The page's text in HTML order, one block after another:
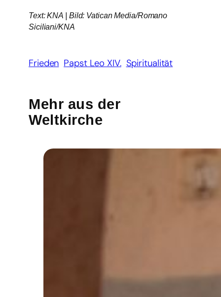
Text: KNA | Bild: Vatican Media/Romano
Siciliani/KNA
Frieden Papst Leo XIV. Spiritualität
Mehr aus der
Weltkirche